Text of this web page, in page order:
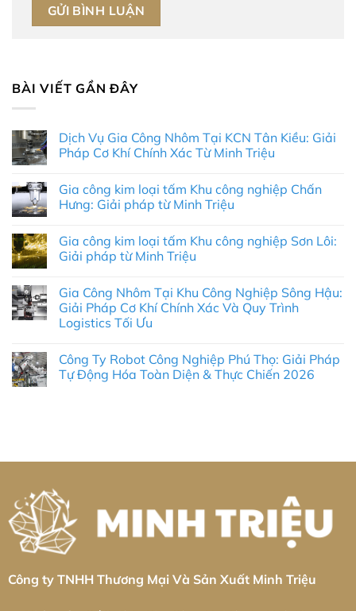
BÀI VIẾT GẦN ĐÂY
Dịch Vụ Gia Công Nhôm Tại KCN Tân Kiều: Giải
Pháp Cơ Khí Chính Xác Từ Minh Triệu
bình
luận
ở
Gia
Công
Nhôm
Tân
Kiều:
Giải
Pháp
Chính
Xác
Từ
Minh
Gia công kim loại tấm Khu công nghiệp Chấn
Hưng: Giải pháp từ Minh Triệu
bình
luận
ở
kim
loại
tấm
Khu
công
Chấn
Hưng:
Giải
pháp
Gia công kim loại tấm Khu công nghiệp Sơn Lôi:
Giải pháp từ Minh Triệu
bình
luận
ở
Gia
công
loại
tấm
Khu
công
Gia Công Nhôm Tại Khu Công Nghiệp Sông Hậu:
Giải Pháp Cơ Khí Chính Xác Và Quy Trình
Logistics Tối Ưu
bình
luận
Sông
Pháp
Cơ
Khí
Chính
Xác
Và
Quy
Logistics
Tối
Công Ty Robot Công Nghiệp Phú Thọ: Giải Pháp
Tự Động Hóa Toàn Diện & Thực Chiến 2026
Robot
Phú
Thọ:
Giải
Pháp
Tự
Động
Hóa
Diện
&
Công ty TNHH Thương Mại Và Sản Xuất Minh Triệu